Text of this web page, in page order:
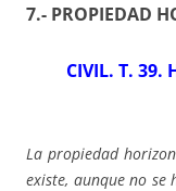
7.- PROPIEDAD
CIVIL. T. 39.
La propiedad
existe, aunque no